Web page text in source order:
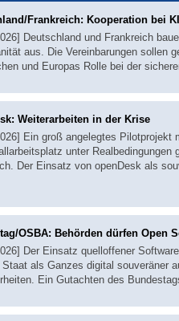
Frankreich: Kooperation bei
Deutschland und Frankreich
aus. Die Vereinbarungen sollen
und Europas Rolle bei der
Weiterarbeiten in der Krise
Ein groß angelegtes Pilotprojekt
unter
Der Einsatz von openDesk als
OSBA: Behörden dürfen Open
Der Einsatz quelloffener
Staat als Ganzes digital souveräner
Ein Gutachten des